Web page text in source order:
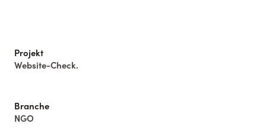
Projekt
Website-Check.
Branche
NGO